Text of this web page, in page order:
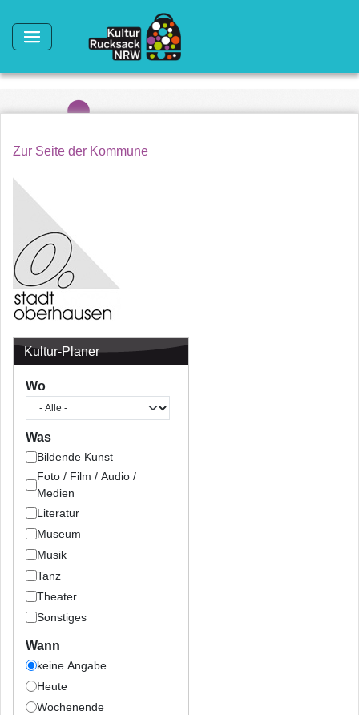
Zur Seite der Kommune
Kultur-Planer
Wo
Was
Bildende Kunst
Foto / Film / Audio /
Medien
Literatur
Museum
Musik
Tanz
Theater
Sonstiges
Wann
keine Angabe
Heute
Wochenende